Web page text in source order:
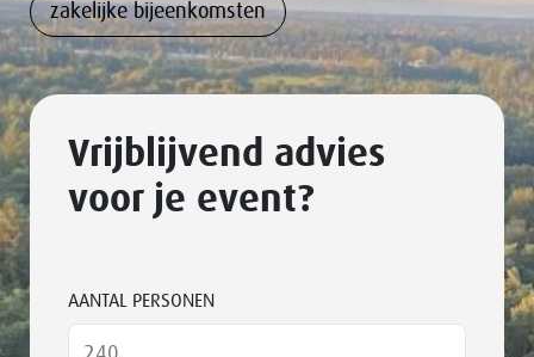
zakelijke bijeenkomsten
Vrijblijvend advies
voor je event?
AANTAL PERSONEN